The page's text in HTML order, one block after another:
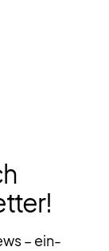
– ein-